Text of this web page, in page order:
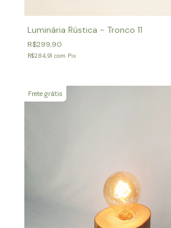
Luminária Rústica - Tronco 11
R$299,90
R$284,91 com Pix
Frete grátis